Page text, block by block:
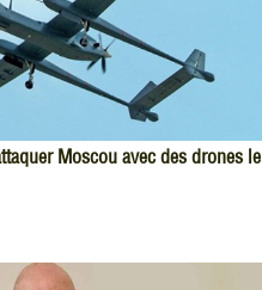
Moscou avec des drones le